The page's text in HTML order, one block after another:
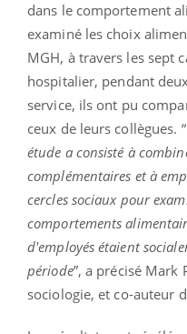
dans le comportement
examiné les choix
MGH, à travers les sept
hospitalier, pendant
service, ils ont pu
ceux de leurs collègues. “
étude a consisté à
complémentaires et à
cercles sociaux pour
comportements
d'employés étaient
période”, a précisé Mark
sociologie, et co-auteur